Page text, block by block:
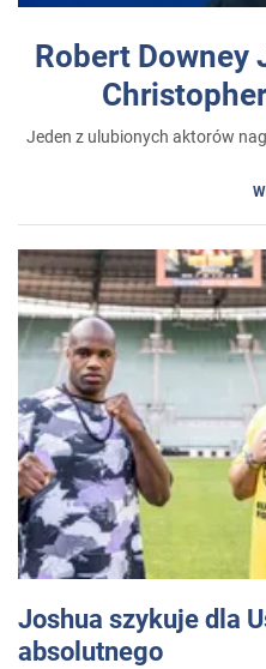
Robert Downey
Jeden z ulubionych aktorów
Joshua szykuje dla
absolutnego